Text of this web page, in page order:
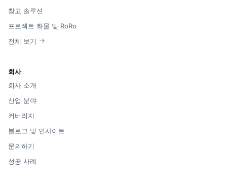
창고 솔루션
프로젝트 화물 및 RoRo
전체 보기
회사
회사 소개
산업 분야
커버리지
블로그 및 인사이트
문의하기
성공 사례